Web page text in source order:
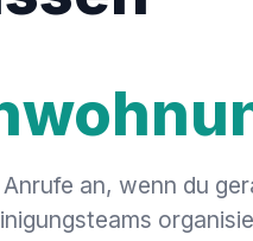
an, wenn du